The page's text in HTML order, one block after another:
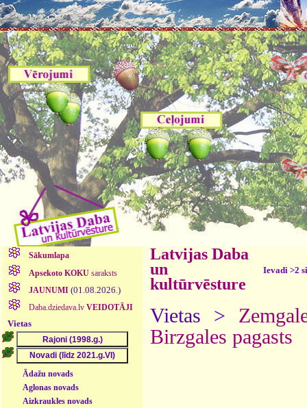
Sākumlapa
Apsekoto KOKUsaraksts
JAUNUMI (01.08.2026.)
Daba.dziedava.lv VEIDOTĀJI
Vietas
Ādažu novads
Aglonas novads
Aizkraukles novads
Latvijas Daba
un
kultūrvēsture
Ievadi >2
Vietas >
Birzgales pagasts